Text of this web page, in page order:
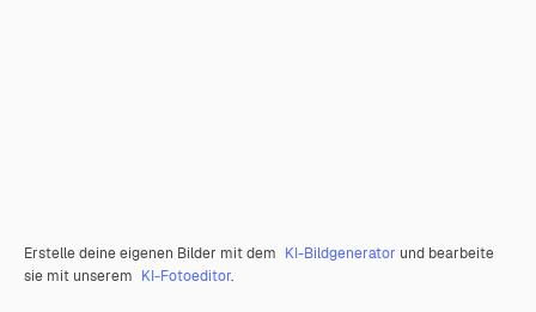
Erstelle deine eigenen Bilder mit dem KI-Bildgenerator und bearbeite
sie mit unserem KI-Fotoeditor.